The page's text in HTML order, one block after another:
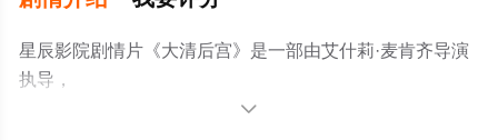
星辰影院剧情片《大清后宫》是一部由艾什莉·麦肯齐导演
执导，
